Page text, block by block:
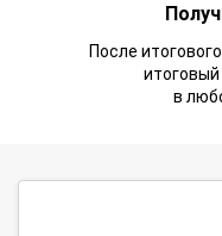
После
в